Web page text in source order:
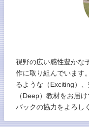
視野の広い感性豊かな
作に取り組んでいます
るような（Exciting）
（Deep）教材をお届
バックの協力をよろし